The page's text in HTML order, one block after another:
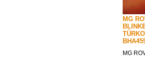
MG
MG